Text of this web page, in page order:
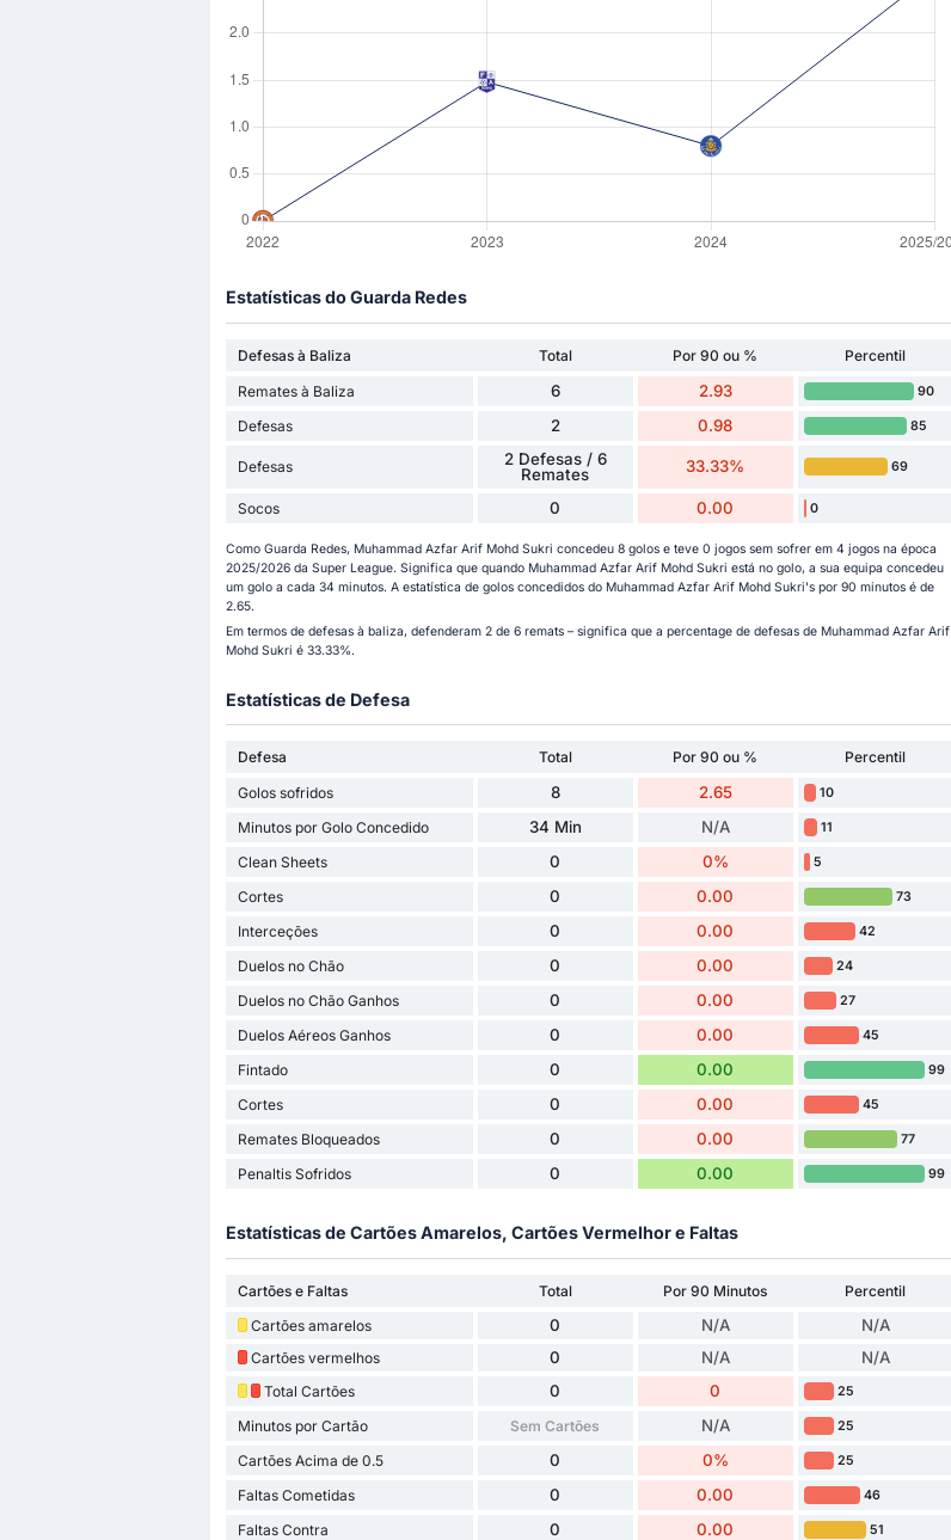
Estatísticas do Guarda Redes
Defesas à Baliza Total Por 90 ou %
Percentil
Remates à Baliza
6 2.93 90
Defesas 2 0.98 85
Defesas
2 Defesas / 6
Remates
33.33% 69
Socos 0 0.00 0
Como Guarda Redes, Muhammad Azfar Arif Mohd Sukri concedeu 8 golos e teve 0 jogos sem sofrer em 4 jogos na época
2025/2026 da Super League. Significa que quando Muhammad Azfar Arif Mohd Sukri está no golo, a sua equipa concedeu
um golo a cada 34 minutos. A estatística de golos concedidos do Muhammad Azfar Arif Mohd Sukri's por 90 minutos é de
2.65.
Em termos de defesas à baliza, defenderam 2 de 6 remats – significa que a percentage de defesas de Muhammad Azfar Arif
Mohd Sukri é 33.33%.
Estatísticas de Defesa
Defesa Total Por 90 ou %
Percentil
Golos sofridos
8 2.65 10
Minutos por Golo Concedido 34 Min N/A 11
Clean Sheets 0 0% 5
Cortes 0 0.00 73
Interceções 0 0.00 42
Duelos no Chão 0 0.00 24
Duelos no Chão Ganhos 0 0.00 27
Duelos Aéreos Ganhos 0 0.00 45
Fintado 0 0.00 99
Cortes 0 0.00 45
Remates Bloqueados 0 0.00 77
Penaltis Sofridos 0 0.00 99
Estatísticas de Cartões Amarelos, Cartões Vermelhor e Faltas
Cartões e Faltas Total Por 90 Minutos
Percentil
Cartões amarelos
0 N/A N/A
Cartões vermelhos 0 N/A N/A
Total Cartões 0 0 25
Minutos por Cartão Sem Cartões N/A 25
Cartões Acima de 0.5 0 0% 25
Faltas Cometidas 0 0.00 46
Faltas Contra 0 0.00 51